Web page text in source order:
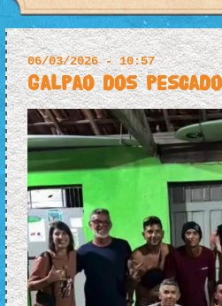
06/03/2026 - 10:57
Galpao dos